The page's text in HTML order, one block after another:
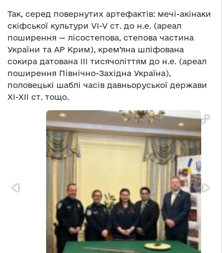
Так, серед повернутих артефактів: мечі-акінаки
скіфської культури VI-V ст. до н.е. (ареал
поширення — лісостепова, степова частина
України та АР Крим), крем’яна шліфована
сокира датована III тисячоліттям до н.е. (ареал
поширення Північно-Західна Україна),
половецькі шаблі часів давньоруської держави
ХІ-ХІІ ст. тощо.